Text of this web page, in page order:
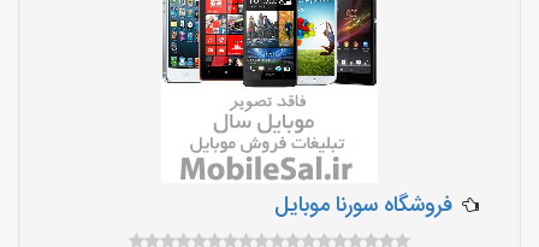
فروشگاه سورنا موبایل